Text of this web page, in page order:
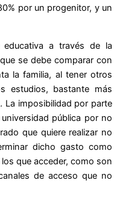
por un progenitor, y un
a través de la
se debe comparar con
la familia, al tener otros
estudios, bastante más
imposibilidad por parte
pública por no
que quiere realizar no
dicho gasto como
que acceder, como son
de acceso que no